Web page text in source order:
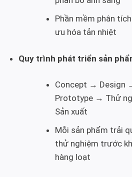
Phần mềm phân
ưu hóa tản nhiệt
Quy trình phát triển sản
Concept → Design
Prototype → Thử
Sản xuất
Mỗi sản phẩm trải
thử nghiệm trước
hàng loạt